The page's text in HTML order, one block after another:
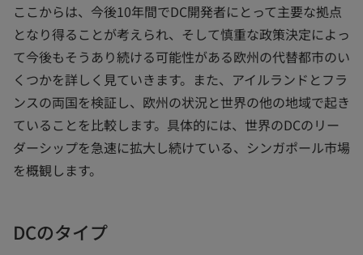
ここからは、今後10年間でDC開発者にとって主要な拠点
となり得ることが考えられ、そして慎重な政策決定によっ
て今後もそうあり続ける可能性がある欧州の代替都市のい
くつかを詳しく見ていきます。また、アイルランドとフラ
ンスの両国を検証し、欧州の状況と世界の他の地域で起き
ていることを比較します。具体的には、世界のDCのリー
ダーシップを急速に拡大し続けている、シンガポール市場
を概観します。
DCのタイプ